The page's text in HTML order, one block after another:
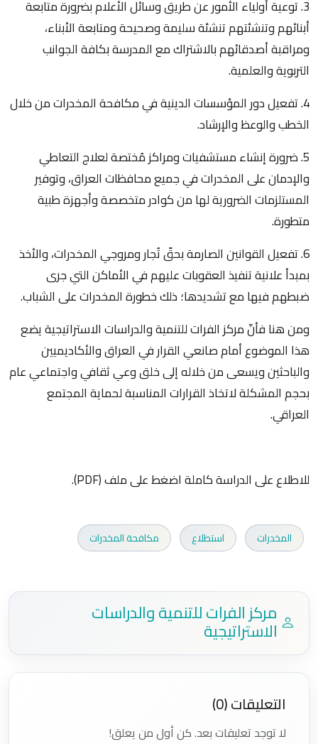
3. توعية أولياء الأمور عن طريق وسائل الأعلام بضرورة متابعة
أبنائهم وتنشئتهم تنشئة سليمة وصحيحة ومتابعة الأبناء،
ومراقبة أصدقائهم بالاشتراك مع المدرسة بكافة الجوانب
التربوية والعلمية.
4. تفعيل دور المؤسسات الدينية في مكافحة المخدرات من خلال
الخطب والوعظ والإرشاد.
5. ضرورة إنشاء مستشفيات ومراكز مُختصة لعلاج التعاطي
والإدمان على المخدرات في جميع محافظات العراق، وتوفير
المستلزمات الضرورية لها من كوادر متخصصة وأجهزة طبية
متطورة.
6. تفعيل القوانين الصارمة بحقّ تُجار ومروجي المخدرات، والأخذ
بمبدأ علانية تنفيذ العقوبات عليهم في الأماكن التي جرى
ضبطهم فيها مع تشديدها؛ ذلك خطورة المخدرات على الشباب.
ومن هنا فأنّ مركز الفرات للتنمية والدراسات الاستراتيجية يضع
هذا الموضوع أمام صانعي القرار في العراق والأكاديميين
والباحثين ويسعى من خلاله إلى خلق وعي ثقافي واجتماعي عام
بحجم المشكلة لاتخاذ القرارات المناسبة لحماية المجتمع
العراقي.
للاطلاع على الدراسة كاملة اضغط على ملف (PDF).
المخدرات استطلاع مكافحة المخدرات
مركز الفرات للتنمية والدراسات
الاستراتيجية
التعليقات (0)
لا توجد تعليقات بعد. كن أول من يعلق!